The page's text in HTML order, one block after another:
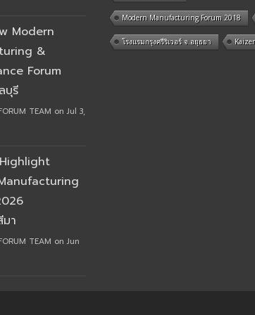
Modern
&
Forum
บุรี
TEAM on Jul 3,
มา
TEAM on Jun
Modern Manufacturing Forum 2018
โรงแรมกรุงศรีริเวอร์ จ.อยุธยา